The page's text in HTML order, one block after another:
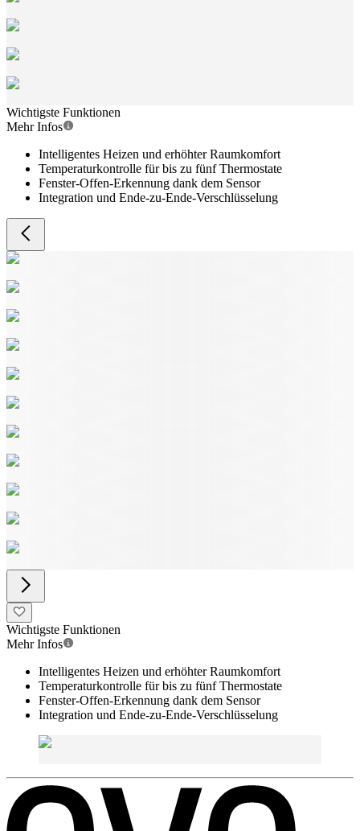
Wichtigste Funktionen
Mehr Infos
Intelligentes Heizen und erhöhter Raumkomfort
Temperaturkontrolle für bis zu fünf Thermostate
Fenster-Offen-Erkennung dank dem Sensor
Integration und Ende-zu-Ende-Verschlüsselung
Wichtigste Funktionen
Mehr Infos
Intelligentes Heizen und erhöhter Raumkomfort
Temperaturkontrolle für bis zu fünf Thermostate
Fenster-Offen-Erkennung dank dem Sensor
Integration und Ende-zu-Ende-Verschlüsselung